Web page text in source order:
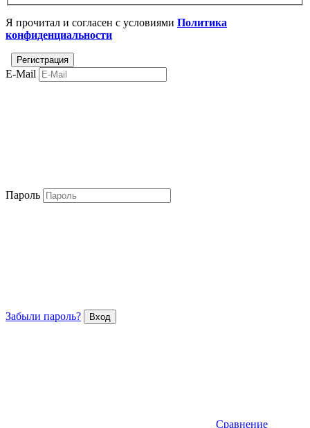
Я прочитал и согласен с условиями Политика
конфиденциальности
E-Mail
Пароль
Забыли пароль?
Сравнение